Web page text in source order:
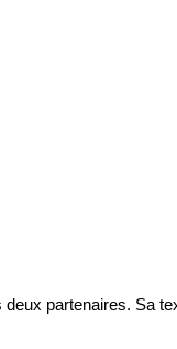
partenaires. Sa